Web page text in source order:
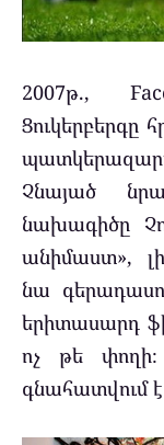
2007թ.,
Ցուկերբերգը
Չնայած
նախագիծը
անիմաստ»,
նա
երիտասարդ
ոչ թե
գնահատվում է